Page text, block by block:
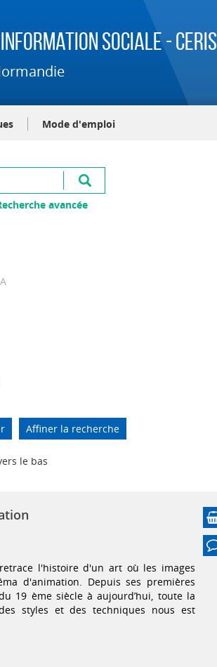
Sociale - CERIS
Mode d'emploi
avancée
Affiner la recherche
le bas
l'histoire d'un art où les images
d'animation. Depuis ses premières
19 ème siècle à aujourd’hui, toute la
styles et des techniques nous est